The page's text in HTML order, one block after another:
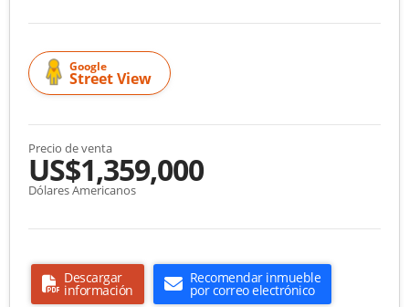
Google
Street View
Precio de venta
US$1,359,000
Dólares Americanos
Descargar
información
Recomendar inmueble
por correo electrónico